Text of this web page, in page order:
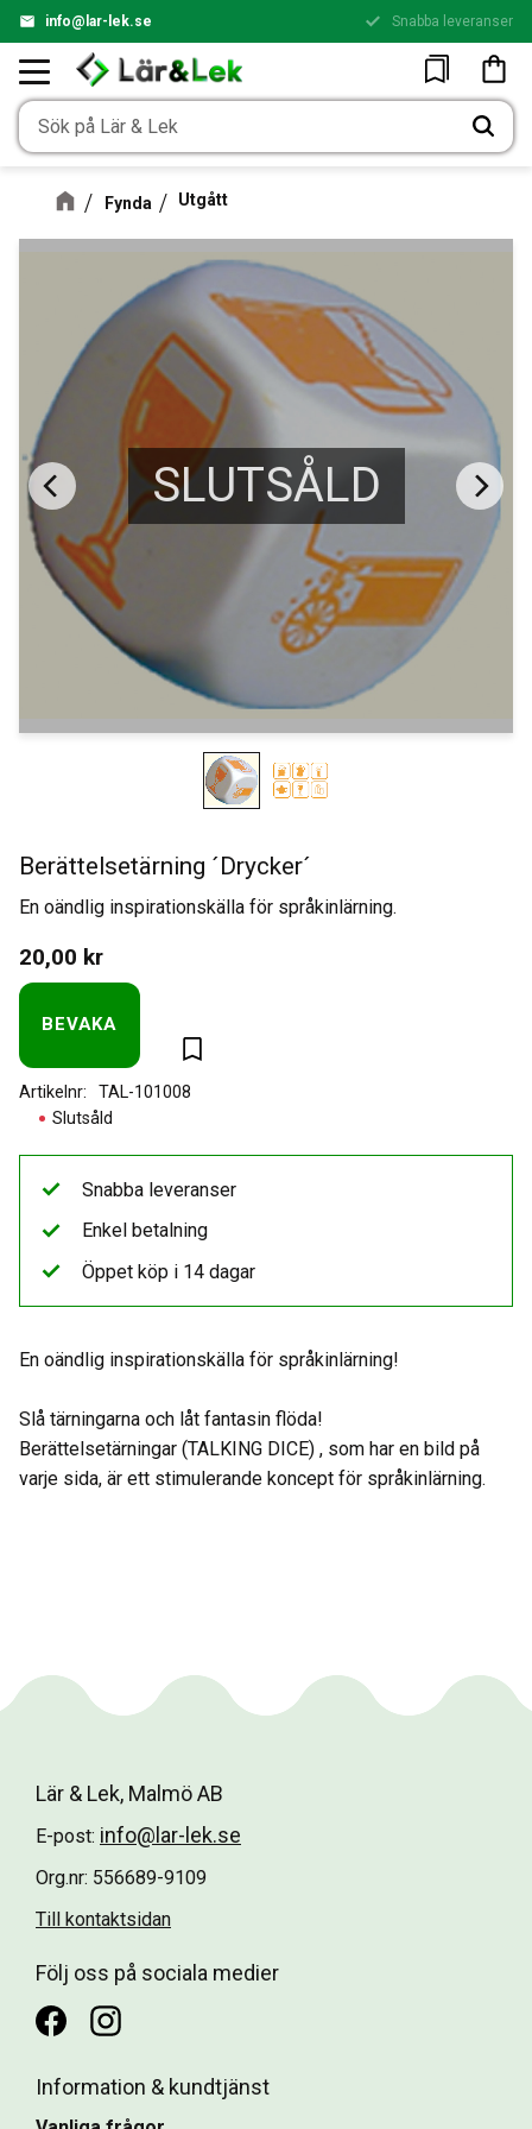
info@lar-lek.se Snabba leveranser
Favoriter
Fynda Utgått
SLUTSÅLD
Berättelsetärning ´Drycker´
En oändlig inspirationskälla för språkinlärning.
20,00 kr
Lägg till i favoriter
BEVAKA
Slutsåld
Artikelnr TAL-101008
En oändlig inspirationskälla för språkinlärning!
Slå tärningarna och låt fantasin flöda!
Berättelsetärningar (TALKING DICE) , som har en bild på
varje sida, är ett stimulerande koncept för språkinlärning.
Snabba leveranser
Enkel betalning
Öppet köp i 14 dagar
Lär & Lek, Malmö AB
E-post: info@lar-lek.se
Org.nr: 556689-9109
Till kontaktsidan
Följ oss på sociala medier
Information & kundtjänst